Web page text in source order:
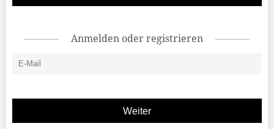
Anmelden oder registrieren